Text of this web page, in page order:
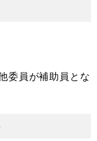
委員が補助員とな